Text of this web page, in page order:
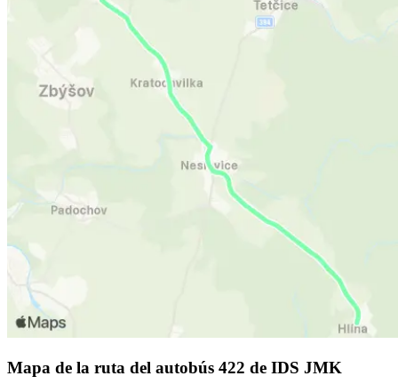
Mapa de la ruta del autobús 422 de IDS JMK